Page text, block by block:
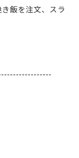
飯を注文、スラ